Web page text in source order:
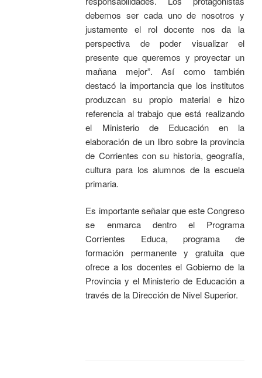
debemos ser cada uno de nosotros y
justamente el rol docente nos da la
perspectiva de poder visualizar el
presente que queremos y proyectar un
mañana mejor”. Así como también
destacó la importancia que los institutos
produzcan su propio material e hizo
referencia al trabajo que está realizando
el Ministerio de Educación en la
elaboración de un libro sobre la provincia
de Corrientes con su historia, geografía,
cultura para los alumnos de la escuela
primaria.
Es importante señalar que este Congreso
se enmarca dentro el Programa
Corrientes Educa, programa de
formación permanente y gratuita que
ofrece a los docentes el Gobierno de la
Provincia y el Ministerio de Educación a
través de la Dirección de Nivel Superior.